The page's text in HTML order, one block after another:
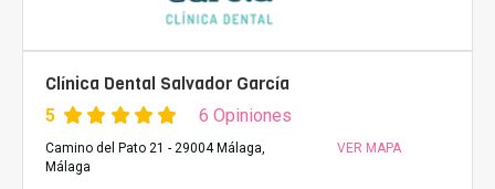
Clínica Dental Salvador García
5 6 Opiniones
Camino del Pato 21 - 29004 Málaga,
Málaga
VER MAPA